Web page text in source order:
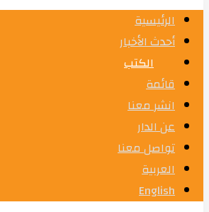
الرئيسية
أحدث الأخبار
الكتب
قائمة
انشر معنا
عن الدار
تواصل معنا
العربية
English